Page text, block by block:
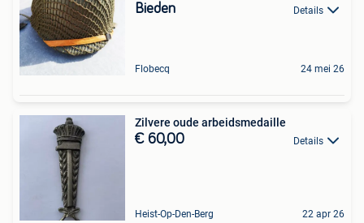
Bieden Details
Flobecq 24 mei 26
Zilvere oude arbeidsmedaille
€ 60,00 Details
Heist-Op-Den-Berg 22 apr 26